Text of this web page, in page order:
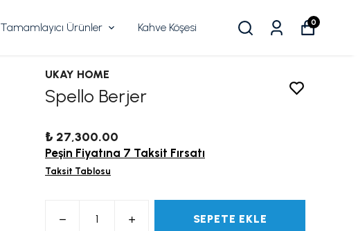
Tamamlayıcı Ürünler Kahve Köşesi 0
UKAY HOME
Spello Berjer
₺ 27,300.00
Peşin Fiyatına 7 Taksit Fırsatı
Taksit Tablosu
SEPETE EKLE